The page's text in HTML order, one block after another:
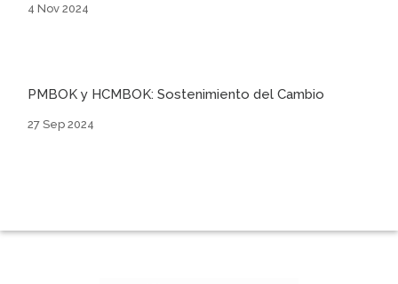
4 Nov 2024
PMBOK y HCMBOK: Sostenimiento del Cambio
27 Sep 2024